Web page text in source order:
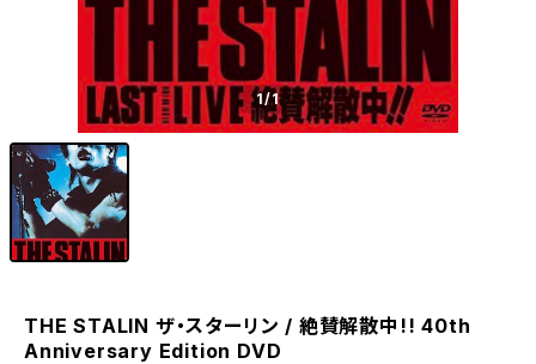
1/1
THE STALIN ザ・スターリン / 絶賛解散中!! 40th
Anniversary Edition DVD